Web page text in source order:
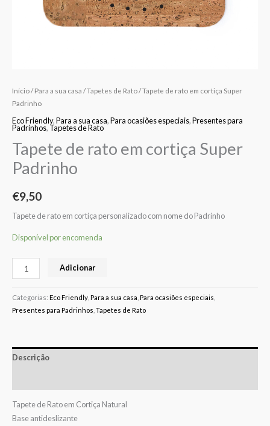
Início/Para a sua casa /Tapetes de Rato/ Tapete de rato em cortiça Super
Padrinho
Eco Friendly,Para a sua casa,Para ocasiões especiais,Presentes para
Padrinhos, Tapetes de Rato
Tapete de rato em cortiça Super
Padrinho
€9,50
Tapete de rato em cortiça personalizado com nome do Padrinho
Disponível por encomenda
Adicionar
Categorias: Eco Friendly Para a sua casa Para ocasiões especiais
Presentes para Padrinhos Tapetes de Rato
Descrição
Tapete de Rato em Cortiça Natural
Base antideslizante